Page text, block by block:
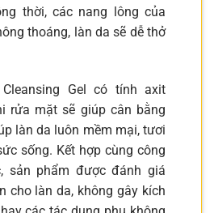
thời, các nang lông của
thoáng, làn da sẽ dễ thở
Cleansing Gel có tính axit
rửa mặt sẽ giúp cân bằng
làn da luôn mềm mại, tươi
sống. Kết hợp cùng công
sản phẩm được đánh giá
cho làn da, không gây kích